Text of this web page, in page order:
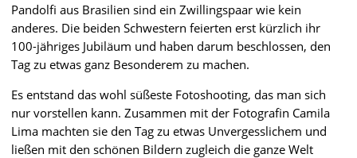
Pandolfi aus Brasilien sind ein Zwillingspaar wie kein
anderes. Die beiden Schwestern feierten erst kürzlich ihr
100-jähriges Jubiläum und haben darum beschlossen, den
Tag zu etwas ganz Besonderem zu machen.
Es entstand das wohl süßeste Fotoshooting, das man sich
nur vorstellen kann. Zusammen mit der Fotografin Camila
Lima machten sie den Tag zu etwas Unvergesslichem und
ließen mit den schönen Bildern zugleich die ganze Welt